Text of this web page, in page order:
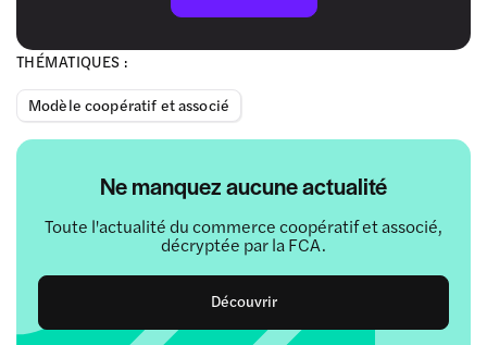
THÉMATIQUES :
Modèle coopératif et associé
Ne manquez aucune actualité
Toute l'actualité du commerce coopératif et associé,
décryptée par la FCA.
Découvrir